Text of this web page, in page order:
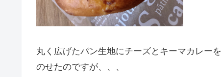
丸く広げたパン生地にチーズとキーマカレーを
のせたのですが、、、